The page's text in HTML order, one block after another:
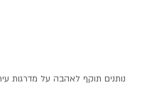
נותנים תוקף לאהבה על מדרגות